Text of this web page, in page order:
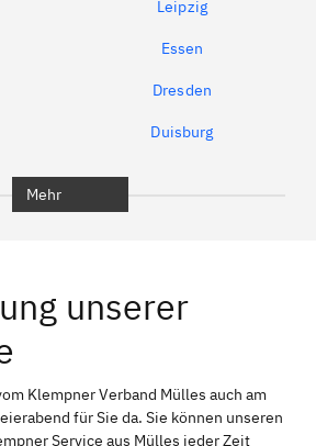
Leipzig
Essen
Dresden
Duisburg
Bamberg
Passau
Mehr
unserer
Klempner Verband Mülles auch am
für Sie da. Sie können unseren
Service aus Mülles jeder Zeit